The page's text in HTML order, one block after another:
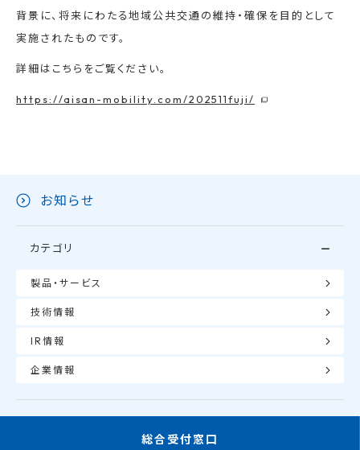
背景に、将来にわたる地域公共交通の維持・確保を目的として
実施されたものです。
詳細はこちらをご覧ください。
https://aisan-mobility.com/202511fuji/
お知らせ
カテゴリ
製品・サービス
技術情報
IR情報
企業情報
総合受付窓口